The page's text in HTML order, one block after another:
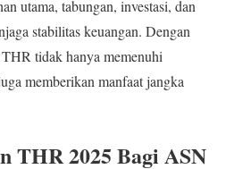
utama, tabungan, investasi, dan
stabilitas keuangan. Dengan
tidak hanya memenuhi
memberikan manfaat jangka
THR 2025 Bagi ASN